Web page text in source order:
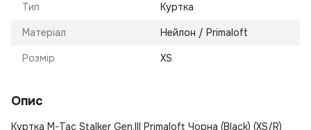
Тип Куртка
Матеріал Нейлон / Primaloft
Розмір XS
Опис
Куртка M-Tac Stalker Gen.III Primaloft Чорна (Black) (XS/R)